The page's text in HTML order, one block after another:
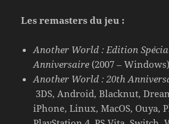
Les remasters du jeu :
Another World : Edition
Anniversaire (2007 – Windows)
Another World : 20th
3DS, Android, Blacknut,
iPhone, Linux, MacOS, Ouya,